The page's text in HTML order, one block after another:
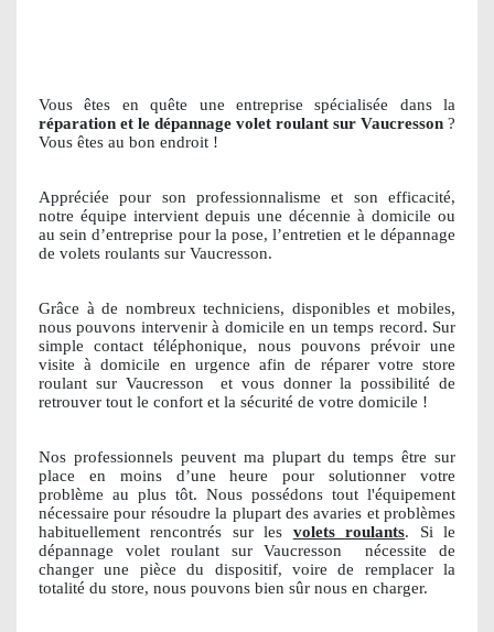
Vous êtes en quête une entreprise spécialisée dans la
réparation et le dépannage volet roulant sur Vaucresson ?
Vous êtes au bon endroit !
Appréciée pour son professionnalisme et son efficacité,
notre équipe intervient depuis une décennie à domicile ou
au sein d’entreprise pour la pose, l’entretien et le dépannage
de volets roulants sur Vaucresson.
Grâce à de nombreux techniciens, disponibles et mobiles,
nous pouvons intervenir à domicile en un temps record. Sur
simple contact téléphonique, nous pouvons prévoir une
visite à domicile en urgence afin de réparer votre store
roulant sur Vaucresson
et vous donner la possibilité de
retrouver tout le confort et la sécurité de votre domicile !
Nos professionnels peuvent ma plupart du temps être sur
place en moins d’une heure pour solutionner votre
problème au plus tôt. Nous possédons tout l'équipement
nécessaire pour résoudre la plupart des avaries et problèmes
habituellement rencontrés sur les volets roulants. Si le
dépannage volet roulant sur Vaucresson
nécessite de
changer une pièce du dispositif, voire de remplacer la
totalité du store, nous pouvons bien sûr nous en charger.